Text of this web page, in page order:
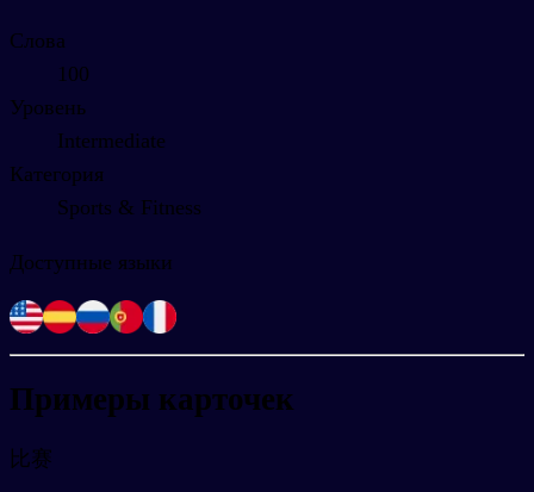
Слова
100
Уровень
Intermediate
Категория
Sports & Fitness
Доступные языки
Примеры карточек
比赛